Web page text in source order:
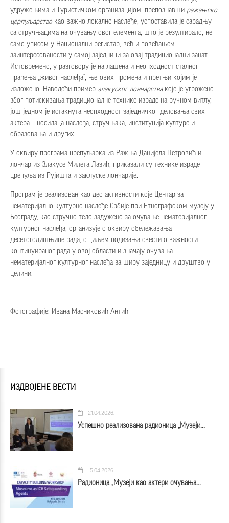
удружењима и Туристичком организацијом, препознавши ражањско
церпуљарствокао важно локално наслеђе, успоставила је сарадњу
са стручњацима на очувању овог елемента, што је резултирало, не
само уписом у Национални регистар, већ и повећањем
заинтересованости у самој заједници за овај традиционални занат.
Истовремено, у разговору је наглашена и неопходност сталног
праћења „живог наслеђа“, његових промена и претњи којим је
изложено. Наводећи пример злакуског лончарствакоје је угрожено
због потискивања традиционалне технике израде на ручном витлу,
још једном је истакнута неопходност заједничког деловања свих
актера – носилаца наслеђа, стручњака, институција културе и
образовања и других.
У оквиру програма црепуљарка из Ражња Данијела Петровић и
лончар из Злакусе Милета Лазић, приказали су технике израде
црепуља из Рујишта и заклуске лончарије.
Програм је реализован као део активности које Центар за
нематеријално културно наслеђе Србије при Етнографском музеју у
Београду, као стручно тело задужено за очување нематеријалног
културног наслеђа, организује о оквиру обележавања
десетогодишњице рада, с циљем подизања свести о важности
континуираног рада у овој области и значају очувања
нематеријалног културног наслеђа за ширу заједницу и друштво у
целини.
Фотографије: Ивана Масниковић Антић
ИЗДВОЈЕНЕ ВЕСТИ
21.04.2026.
Успешно реализована радионица „Музеји...
15.04.2026.
Радионица „Музеји као актери очувања...